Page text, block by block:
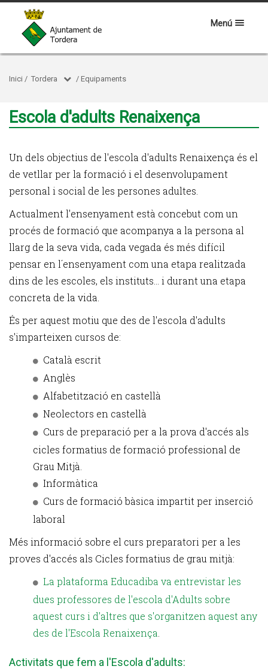
Menú
Inici / Tordera / Equipaments
Escola d'adults Renaixença
Un dels objectius de l'escola d'adults Renaixença és el
de vetllar per la formació i el desenvolupament
personal i social de les persones adultes.
Actualment l'ensenyament està concebut com un
procés de formació que acompanya a la persona al
llarg de la seva vida, cada vegada és més difícil
pensar en l´ensenyament com una etapa realitzada
dins de les escoles, els instituts... i durant una etapa
concreta de la vida.
És per aquest motiu que des de l'escola d'adults
s'imparteixen cursos de:
Català escrit
Anglès
Alfabetització en castellà
Neolectors en castellà
Curs de preparació per a la prova d'accés als
cicles formatius de formació professional de
Grau Mitjà.
Informàtica
Curs de formació bàsica impartit per inserció
laboral
Més informació sobre el curs preparatori per a les
proves d'accés als Cicles formatius de grau mitjà:
La plataforma Educadiba va entrevistar les
dues professores de l'escola d'Adults sobre
aquest curs i d'altres que s'organitzen aquest any
des de l'Escola Renaixença
Activitats que fem a l'Escola d'adults: